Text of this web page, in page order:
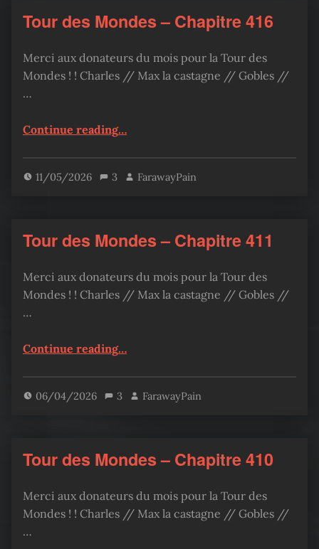
Tour des Mondes – Chapitre 416
Merci aux donateurs du mois pour la Tour des
Mondes ! ! Charles // Max la castagne // Gobles //
…
Continue reading“Tour des Mondes – Chapitre 416”
…
11/05/2026 3 FarawayPain
Tour des Mondes – Chapitre 411
Merci aux donateurs du mois pour la Tour des
Mondes ! ! Charles // Max la castagne // Gobles //
…
Continue reading“Tour des Mondes – Chapitre 411”
…
06/04/2026 3 FarawayPain
Tour des Mondes – Chapitre 410
Merci aux donateurs du mois pour la Tour des
Mondes ! ! Charles // Max la castagne // Gobles //
…